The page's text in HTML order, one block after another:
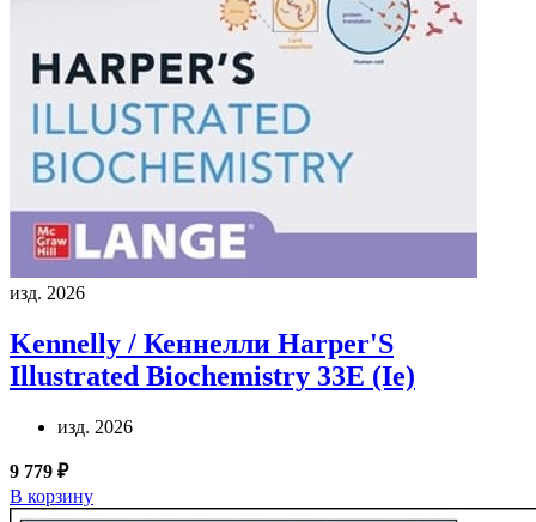
изд. 2026
Kennelly / Кеннелли Harper'S
Illustrated Biochemistry 33E (Ie)
изд. 2026
9 779 ₽
В корзину